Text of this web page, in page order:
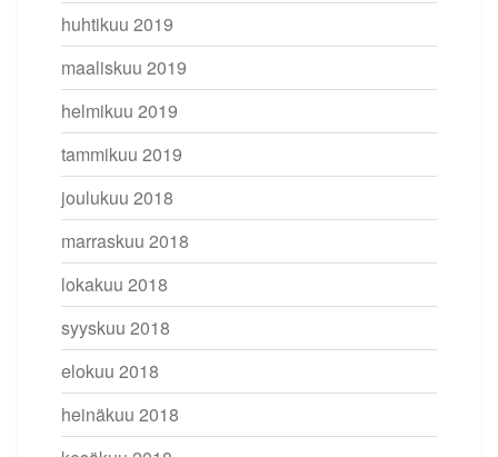
huhtikuu 2019
maaliskuu 2019
helmikuu 2019
tammikuu 2019
joulukuu 2018
marraskuu 2018
lokakuu 2018
syyskuu 2018
elokuu 2018
heinäkuu 2018